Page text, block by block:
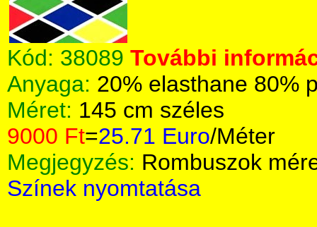
Kód: 38089 További
Anyaga: 20% elasthane 80%
Méret: 145 cm széles
9000 Ft=25.71 Euro/Méter
Megjegyzés: Rombuszok
Színek nyomtatása